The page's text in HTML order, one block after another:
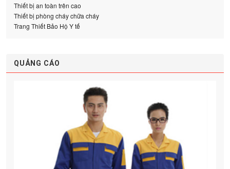
Thiết bị an toàn trên cao
Thiết bị phòng cháy chữa cháy
Trang Thiết Bảo Hộ Y tế
QUẢNG CÁO